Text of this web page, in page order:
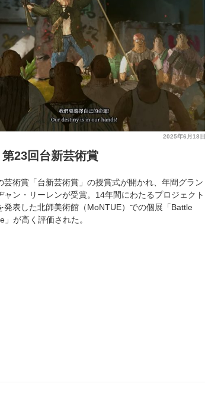
2025年6月18日
第23回台新芸術賞
芸術賞「台新芸術賞」の授賞式が開かれ、年間グラン
ャン・リーレンが受賞。14年間にわたるプロジェクト
発表した北師美術館（MoNTUE）での個展「Battle
」が高く評価された。